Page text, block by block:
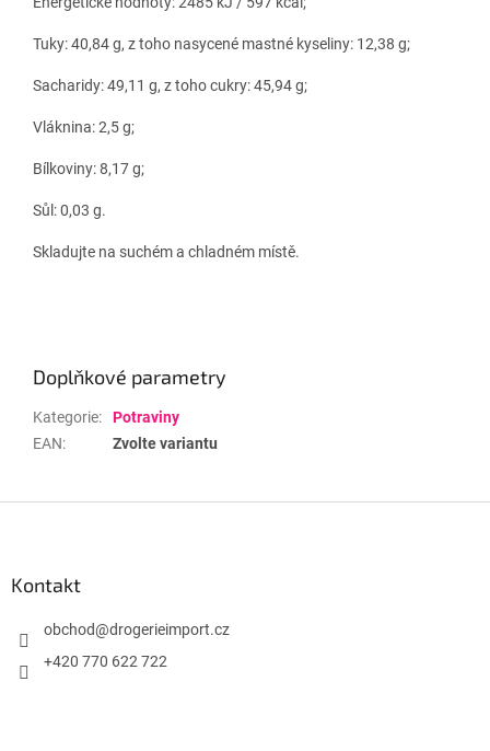
Tuky: 40,84 g, z toho nasycené mastné kyseliny: 12,38 g;
Sacharidy: 49,11 g, z toho cukry: 45,94 g;
Vláknina: 2,5 g;
Bílkoviny: 8,17 g;
Sůl: 0,03 g.
Skladujte na suchém a chladném místě.
Doplňkové parametry
Kategorie:
Potraviny
EAN: Zvolte variantu
Kontakt
obchod@drogerieimport.cz
+420 770 622 722